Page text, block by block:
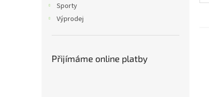
Sporty
Výprodej
Přijímáme online platby